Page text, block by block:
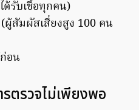
ด้รับเชื้อทุกคน)
ผู้สัมผัสเสี่ยงสูง 100 คน
อน
รตรวจไม่เพียงพอ